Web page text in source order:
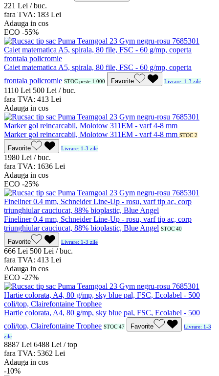
221 Lei / buc.
fara TVA: 183 Lei
Adauga in cos
ECO -55%
Caiet matematica A5, spirala, 80 file, FSC - 60 g/mp, coperta
frontala policromie STOC peste 1.000 Favorite Livrare: 1-3 zile
1110 Lei 500 Lei / buc.
fara TVA: 413 Lei
Adauga in cos
Marker gol reincarcabil, Molotow 311EM - varf 4-8 mm STOC 2
Favorite Livrare: 1-3 zile
1980 Lei / buc.
fara TVA: 1636 Lei
Adauga in cos
ECO -25%
Fineliner 0.4 mm, Schneider Line-Up - rosu, varf tip ac, corp
triunghiular cauciucat, 88% bioplastic, Blue Angel STOC 40
Favorite Livrare: 1-3 zile
666 Lei 500 Lei / buc.
fara TVA: 413 Lei
Adauga in cos
ECO -27%
Hartie colorata, A4, 80 g/mp, sky blue pal, FSC, Ecolabel - 500
coli/top, Clairefontaine Trophee STOC 47 Favorite
Livrare: 1-3
zile
8887 Lei 6488 Lei / top
fara TVA: 5362 Lei
Adauga in cos
-10%